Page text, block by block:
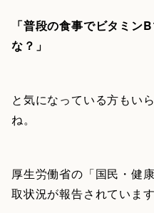
「普段の食事でビタミン
な？」
と気になっている方もい
ね。
厚生労働省の「国民・健
取状況が報告されています